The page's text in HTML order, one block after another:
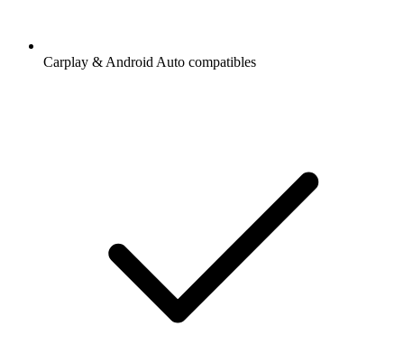
Carplay & Android Auto compatibles